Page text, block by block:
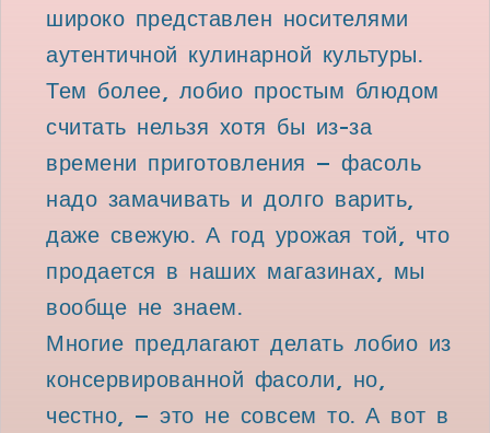
широко представлен носителями
аутентичной кулинарной культуры.
Тем более, лобио простым блюдом
считать нельзя хотя бы из-за
времени приготовления – фасоль
надо замачивать и долго варить,
даже свежую. А год урожая той, что
продается в наших магазинах, мы
вообще не знаем.
Многие предлагают делать лобио из
консервированной фасоли, но,
честно, – это не совсем то. А вот в